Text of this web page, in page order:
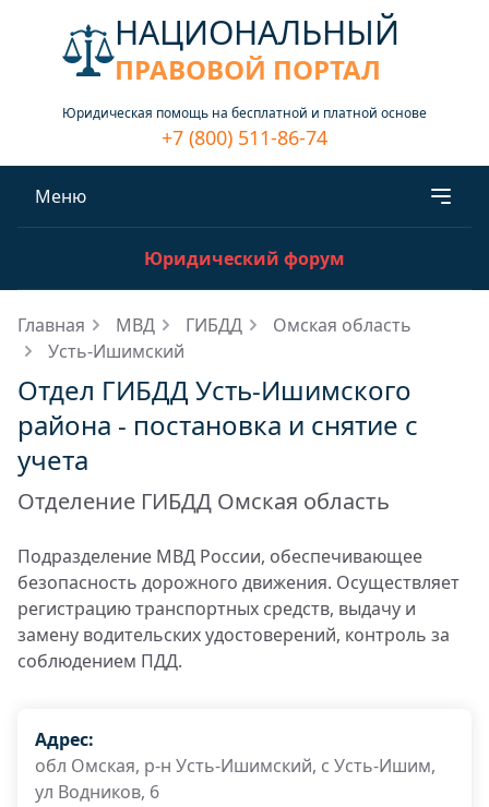
НАЦИОНАЛЬНЫЙ
ПРАВОВОЙ ПОРТАЛ
Юридическая помощь на бесплатной и платной основе
+7 (800) 511-86-74
Меню
Юридический форум
Главная МВД ГИБДД
Омская область
Усть-Ишимский
Отдел ГИБДД Усть-Ишимского
района - постановка и снятие с
учета
Отделение ГИБДД Омская область
Подразделение МВД России, обеспечивающее
безопасность дорожного движения. Осуществляет
регистрацию транспортных средств, выдачу и
замену водительских удостоверений, контроль за
соблюдением ПДД.
Адрес:
обл Омская, р-н Усть-Ишимский, с Усть-Ишим,
ул Водников, 6